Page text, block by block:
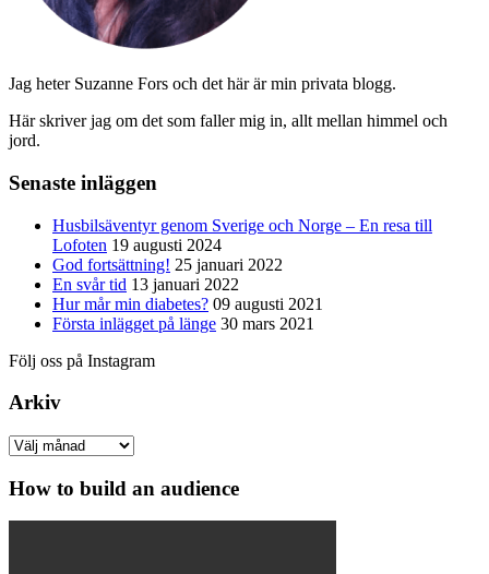
Jag heter Suzanne Fors och det här är min privata blogg.
Här skriver jag om det som faller mig in, allt mellan himmel och
jord.
Senaste inläggen
Husbilsäventyr genom Sverige och Norge – En resa till
Lofoten 19 augusti 2024
God fortsättning! 25 januari 2022
En svår tid 13 januari 2022
Hur mår min diabetes? 09 augusti 2021
Första inlägget på länge 30 mars 2021
Följ oss på Instagram
Arkiv
Arkiv
How to build an audience